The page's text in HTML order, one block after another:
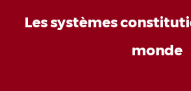
Les systèmes
monde